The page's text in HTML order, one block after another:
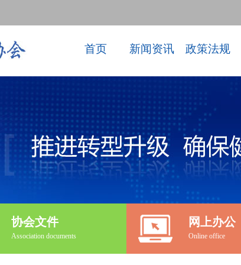
首页 新闻资讯 政策法规
协会文件
Association documents
网上办公
Online office